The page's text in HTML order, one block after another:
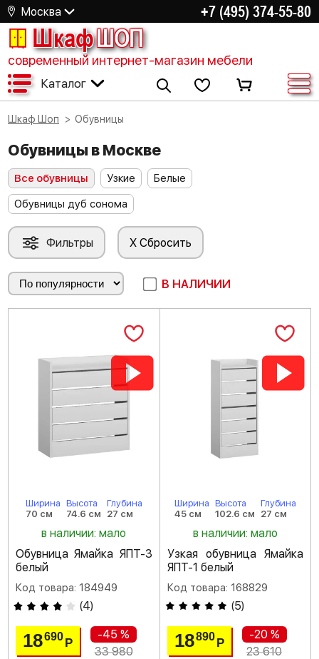
Москва +7 (495) 374-55-80
ШкафШОП
современный интернет-магазин мебели
Каталог
Шкаф Шоп Обувницы
Обувницы в Москве
Все обувницы Узкие
Белые
Обувницы дуб сонома
Фильтры X Сбросить
В НАЛИЧИИ
Ширина
70 см
Высота
74.6 см
Глубина
27 см
в наличии: мало
Обувница Ямайка ЯПТ-3
белый
Код товара: 184949
(4)
18690Р
-45 %
33 980
Ширина
45 см
Высота
102.6 см
Глубина
27 см
в наличии: мало
Узкая обувница Ямайка
ЯПТ-1 белый
Код товара: 168829
(5)
18890 Р
-20 %
23 610